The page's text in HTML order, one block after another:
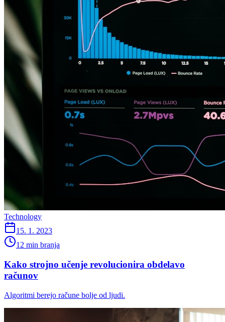
Technology
15. 1. 2023
12 min branja
Kako strojno učenje revolucionira obdelavo
računov
Algoritmi berejo račune bolje od ljudi.